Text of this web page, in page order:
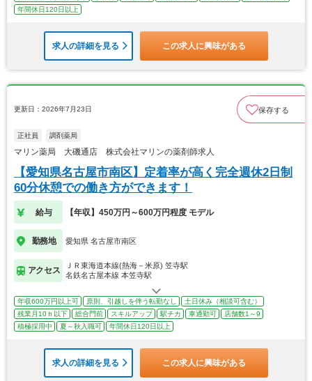
年間休日120日以上
求人の詳細を見る この求人に興味がある
更新日：2026年7月23日 保存する
正社員 調剤薬局
マリン薬局 大磯通店 株式会社マリンの薬剤師求人
【愛知県名古屋市南区】定着率が高く完全週休2日制
60分休憩での働き方ができます！
給与 【年収】450万円～600万円程度 モデル
勤務地 愛知県 名古屋市南区
アクセス
ＪＲ東海道本線(熱海－米原) 笠寺駅
名鉄名古屋本線 本笠寺駅
年収600万円以上可 原則、引越しを伴う転勤なし
土日休み（相談可含む）
残業月10ｈ以下
総合門前 スキルアップ 駅チカ 車通勤可
店舗数1～9
積極採用中
夏～秋入職可 年間休日120日以上
求人の詳細を見る この求人に興味がある